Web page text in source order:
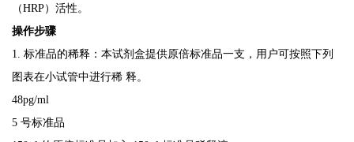
（HRP）活性。
操作步骤
1.标准品的稀释：本试剂盒提供原倍标准品一支，用户可按照下列
图表在小试管中进行稀释。
48pg/ml
5号标准品